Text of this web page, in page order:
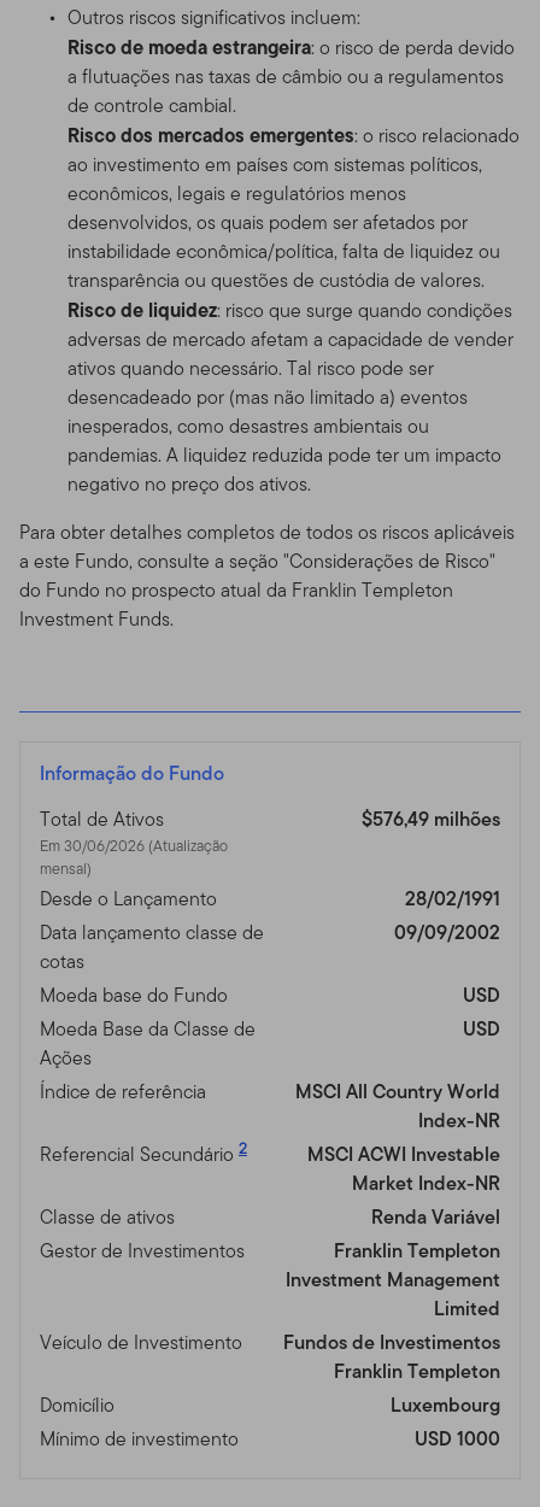
Outros riscos significativos incluem:
Risco de moeda estrangeira: o risco de perda devido
a flutuações nas taxas de câmbio ou a regulamentos
de controle cambial.
Risco dos mercados emergentes: o risco relacionado
ao investimento em países com sistemas políticos,
econômicos, legais e regulatórios menos
desenvolvidos, os quais podem ser afetados por
instabilidade econômica/política, falta de liquidez ou
transparência ou questões de custódia de valores.
Risco de liquidez: risco que surge quando condições
adversas de mercado afetam a capacidade de vender
ativos quando necessário. Tal risco pode ser
desencadeado por (mas não limitado a) eventos
inesperados, como desastres ambientais ou
pandemias. A liquidez reduzida pode ter um impacto
negativo no preço dos ativos.
Para obter detalhes completos de todos os riscos aplicáveis
a este Fundo, consulte a seção "Considerações de Risco"
do Fundo no prospecto atual da Franklin Templeton
Investment Funds.
Informação do Fundo
Total de Ativos
Em 30/06/2026 (Atualização
mensal)
$576,49 milhões
Desde o Lançamento
28/02/1991
Data lançamento classe de
cotas
09/09/2002
Moeda base do Fundo
USD
Moeda Base da Classe de
Ações
USD
Índice de referência
MSCI All Country World
Index-NR
Referencial Secundário 2
MSCI ACWI Investable
Market Index-NR
Classe de ativos
Renda Variável
Gestor de Investimentos
Franklin Templeton
Investment Management
Limited
Veículo de Investimento
Fundos de Investimentos
Franklin Templeton
Domicílio
Luxembourg
Mínimo de investimento
USD 1000